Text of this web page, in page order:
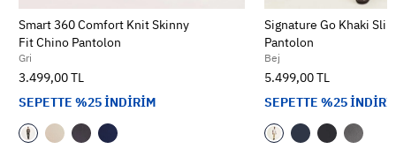
Smart 360 Comfort Knit Skinny
Fit Chino Pantolon
Gri
3.499,00 TL
SEPETTE %25 İNDİRİM
Signature Go Khaki
Pantolon
Bej
5.499,00 TL
SEPETTE %25